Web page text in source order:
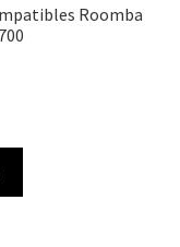
Roomba